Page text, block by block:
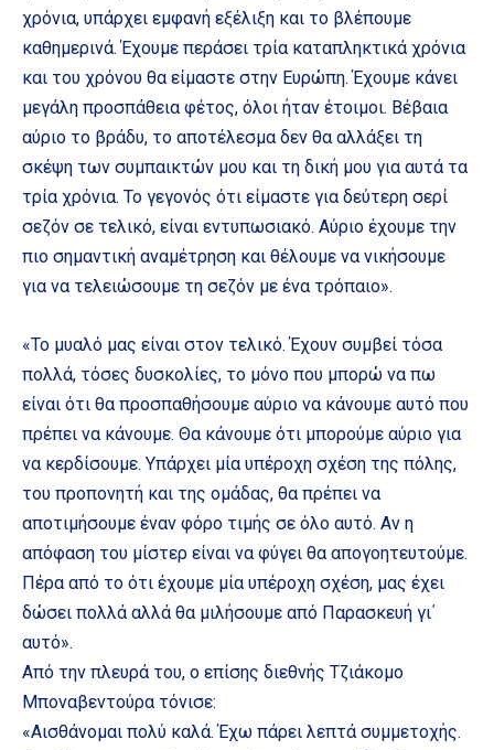
χρόνια, υπάρχει εμφανή εξέλιξη και το βλέπουμε
καθημερινά. Έχουμε περάσει τρία καταπληκτικά χρόνια
και του χρόνου θα είμαστε στην Ευρώπη. Έχουμε κάνει
μεγάλη προσπάθεια φέτος, όλοι ήταν έτοιμοι. Βέβαια
αύριο το βράδυ, το αποτέλεσμα δεν θα αλλάξει τη
σκέψη των συμπαικτών μου και τη δική μου για αυτά τα
τρία χρόνια. Το γεγονός ότι είμαστε για δεύτερη σερί
σεζόν σε τελικό, είναι εντυπωσιακό. Αύριο έχουμε την
πιο σημαντική αναμέτρηση και θέλουμε να νικήσουμε
για να τελειώσουμε τη σεζόν με ένα τρόπαιο».
«Το μυαλό μας είναι στον τελικό. Έχουν συμβεί τόσα
πολλά, τόσες δυσκολίες, το μόνο που μπορώ να πω
είναι ότι θα προσπαθήσουμε αύριο να κάνουμε αυτό που
πρέπει να κάνουμε. Θα κάνουμε ότι μπορούμε αύριο για
να κερδίσουμε. Υπάρχει μία υπέροχη σχέση της πόλης,
του προπονητή και της ομάδας, θα πρέπει να
αποτιμήσουμε έναν φόρο τιμής σε όλο αυτό. Αν η
απόφαση του μίστερ είναι να φύγει θα απογοητευτούμε.
Πέρα από το ότι έχουμε μία υπέροχη σχέση, μας έχει
δώσει πολλά αλλά θα μιλήσουμε από Παρασκευή γι΄
αυτό».
Από την πλευρά του, ο επίσης διεθνής Τζιάκομο
Μποναβεντούρα τόνισε:
«Αισθάνομαι πολύ καλά. Έχω πάρει λεπτά συμμετοχής.